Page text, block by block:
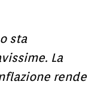
sta
La
rende